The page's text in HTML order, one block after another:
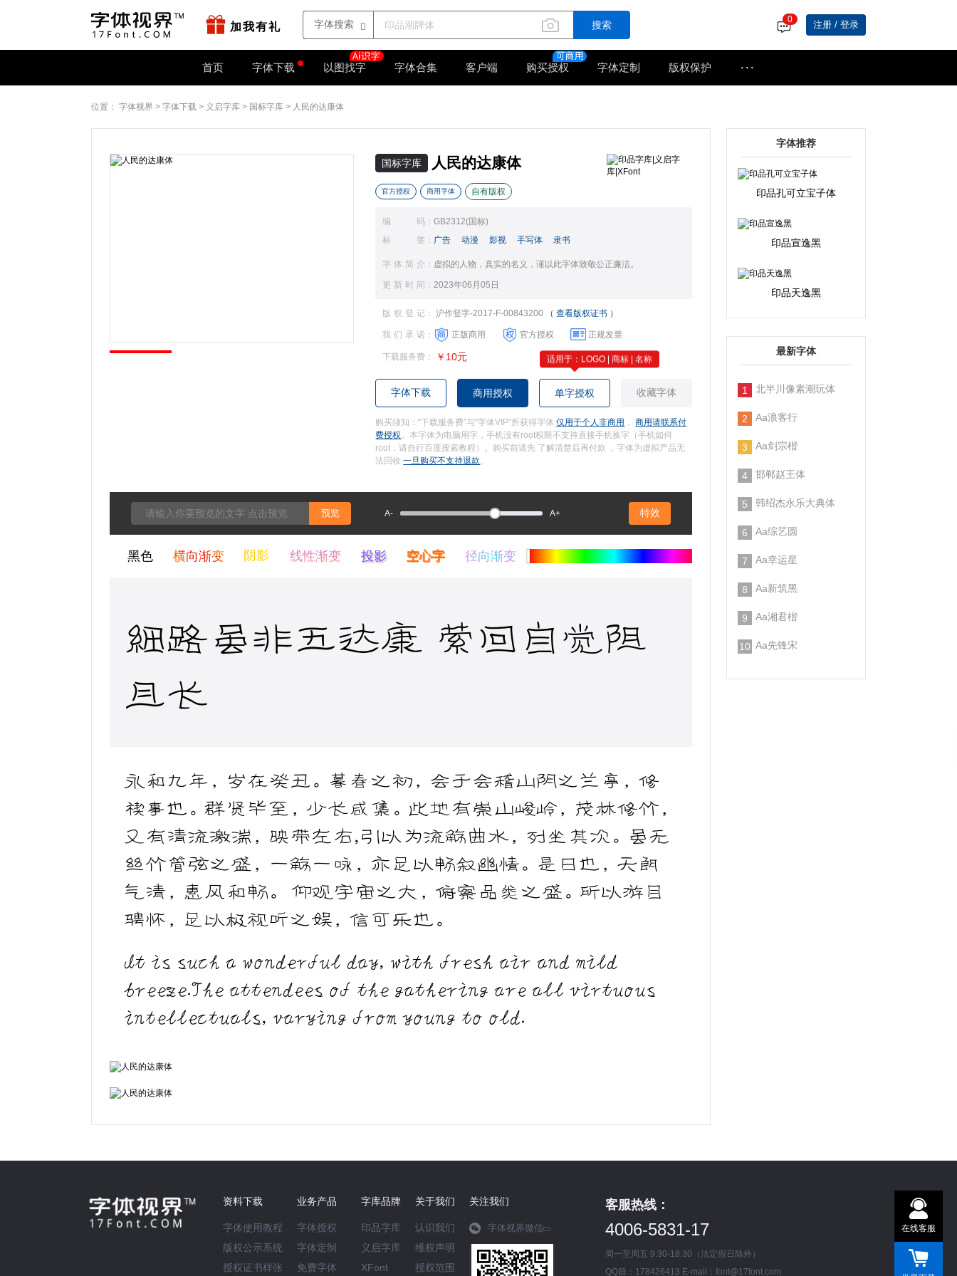
加我有礼 搜索
0
注册 / 登录
首页 字体下载 以图找字 字体合集 客户端 购买授权 字体定制 版权保护 ···
在线客服
在线客
工作日
位置： 字体视界 > 字体下载 > 义启字库 > 国标字库 > 人民的达康体
国标字库 人民的达康体
官方授权 商用字体 自有版权
编码 ：GB2312(国标)
标签 ： 广告 动漫 影视 手写体 隶书
字体简介 ： 虚拟的人物，真实的名义，谨以此字体致敬公正廉洁。
更新时间 ：2023年06月05日
版权登记 ： 沪作登字-2017-F-00843200 （ 查看版权证书 ）
我们承诺 ： 正版商用 官方授权 正规发票
下载服务费 ： ￥10元
字体下载 商用授权 单字授权 收藏字体
购买须知：“下载服务费”与“字体VIP”所获得字体仅用于个人非商用 ，商用请联系付
费授权。本字体为电脑用字，手机没有root权限不支持直接手机换字（手机如何
root，请自行百度搜索教程）。购买前请先 了解清楚后再付款 ，字体为虚拟产品无
法回收一旦购买不支持退款。
预览 A- A+ 特效
黑色 横向渐变 阴影 线性渐变 投影 空心字 径向渐变
细路虽非五达康 萦回自觉阻
且长
永和九年，岁在癸丑。暮春之初，会于会稽山阴之兰亭，修
禊事也。群贤毕至，少长咸集。此地有崇山峻岭，茂林修竹，
又有清流激湍，映带左右,引以为流觞曲水，列坐其次。虽无
丝竹管弦之盛，一觞一咏，亦足以畅叙幽情。是日也，天朗
气清，惠风和畅。 仰观宇宙之大，俯察品类之盛。所以游目
骋怀，足以极视听之娱，信可乐也。
It is such a wonderful day, with fresh air and mild
breeze.The attendees of the gathering are all virtuous
intellectuals, varying from young to old.
字体推荐
印品孔可立宝子体
印品宣逸黑
印品天逸黑
最新字体
1 北半川像素潮玩体
2 Aa浪客行
3 Aa剑宗楷
4 邯郸赵王体
5 韩绍杰永乐大典体
6 Aa综艺圆
7 Aa幸运星
8 Aa新筑黑
9 Aa湘君楷
10 Aa先锋宋
资料下载
字体使用教程
版权公示系统
授权证书样张
业务产品
字体授权
字体定制
免费字体
字库品牌
印品字库
义启字库
XFont
关于我们
认识我们
维权声明
授权范围
关注我们
字体视界微信
客服热线：
4006-5831-17
周一至周五 9:30-18:30（法定假日除外）
QQ群：178426413 E-mail：font@17font.com
适用于：LOGO | 商标 | 名称